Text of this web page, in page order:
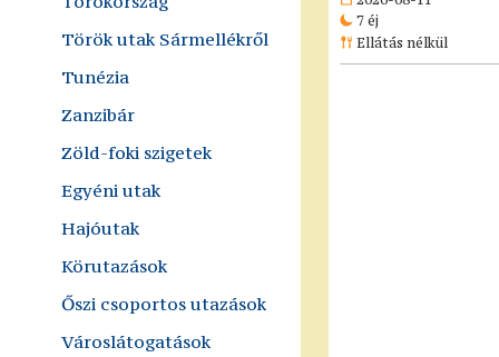
Török utak Sármellékről
Tunézia
Zanzibár
Zöld-foki szigetek
Egyéni utak
Hajóutak
Körutazások
Őszi csoportos utazások
Városlátogatások
7 éj
Ellátás nélkül